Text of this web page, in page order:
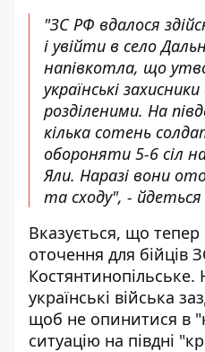
"ЗС РФ вдалося
і увійти в село
напівкотла, що
українські
розділеними. На
кілька сотень
обороняти 5-6 сіл
Яли. Наразі вони
та сходу", - йдеться
Вказується, що
оточення для бійців
українські війська
щоб не опинитися в
ситуацію на півдні